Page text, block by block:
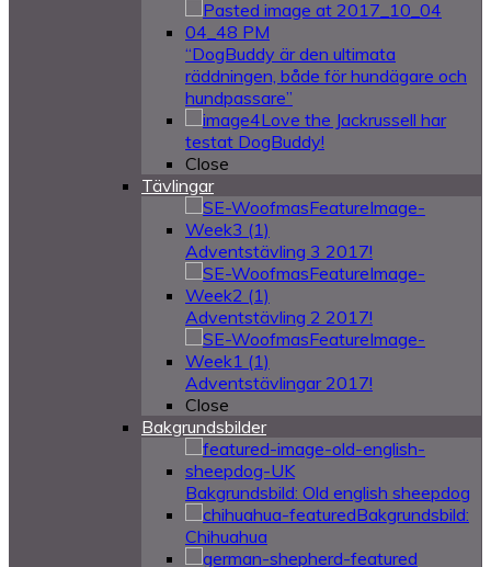
“DogBuddy är den ultimata
räddningen, både för hundägare och
hundpassare”
Love the Jackrussell har
testat DogBuddy!
Close
Tävlingar
Adventstävling 3 2017!
Adventstävling 2 2017!
Adventstävlingar 2017!
Close
Bakgrundsbilder
Bakgrundsbild: Old english sheepdog
Bakgrundsbild:
Chihuahua